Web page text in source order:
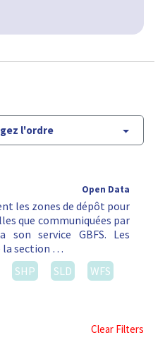
l'ordre
Open Data
les zones de dépôt pour
que communiquées par
service GBFS. Les
la section …
SHP SLD
WFS
Clear Filters